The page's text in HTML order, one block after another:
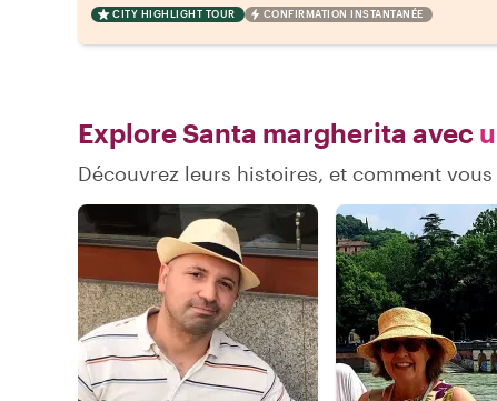
CITY HIGHLIGHT TOUR CONFIRMATION INSTANTANÉE
Explore Santa margherita avec
Découvrez leurs histoires, et comment